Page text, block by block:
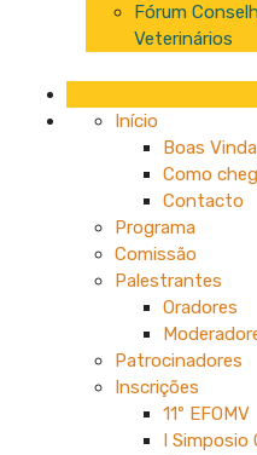
Fórum
Veterinários
Início
Boas
Como
Contacto
Programa
Comissão
Palestrantes
Oradores
Patrocinadores
Inscrições
11º EFOMV
I Simposio